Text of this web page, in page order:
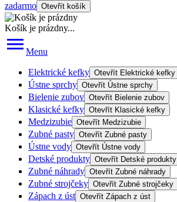
zadarmo Otevřít košík
Košík je prázdny...
Menu
Elektrické kefky Otevřít Elektrické kefky
Ústne sprchy Otevřít Ústne sprchy
Bielenie zubov Otevřít Bielenie zubov
Klasické kefky Otevřít Klasické kefky
Medzizubie Otevřít Medzizubie
Zubné pasty Otevřít Zubné pasty
Ústne vody Otevřít Ústne vody
Detské produkty Otevřít Detské produkty
Zubné náhrady Otevřít Zubné náhrady
Zubné strojčeky Otevřít Zubné strojčeky
Zápach z úst Otevřít Zápach z úst